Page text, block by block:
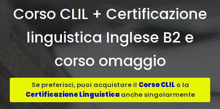
Corso CLIL + Certificazione
linguistica Inglese B2 e
corso omaggio
Se preferisci, puoi acquistare il Corso CLILo la
Certificazione Linguistica anche singolarmente